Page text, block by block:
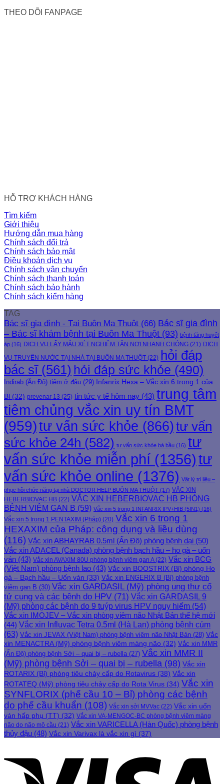
THEO DÕI FANPAGE
HỖ TRỢ KHÁCH HÀNG
Tìm kiếm
Giới thiệu
Hướng dẫn mua hàng
Chính sách đổi trả
Chính sách bảo mật
Điều khoản dịch vụ
Chính sách vận chuyển
Chính sách thanh toán
Chính sách bảo hành
Chính sách kiểm hàng
TAG
Bác sĩ gia đình - Tại Buôn Ma Thuột (66) Bác sĩ gia đình
– Bác sĩ khám bệnh tại Buôn Ma Thuột (93) bệnh tăng huyết
áp (16) DỊCH VỤ LẤY MẪU XÉT NGHIỆM TẬN NƠI NHANH CHÓNG (21) DỊCH
VỤ TRUYỀN NƯỚC TẠI NHÀ TẠI BUÔN MA THUỘT (22) hỏi đáp
bác sĩ(561) hỏi đáp sức khỏe (490)
Indirab (Ấn Độ) tiêm ở đâu (29) Infanrix Hexa – Vắc xin 6 trong 1 của
Bỉ (32) prevenar 13 (25) tin tức y tế hôm nay (43) trung tâm
tiêm chủng vắc xin uy tín BMT
(959)tư vấn sức khỏe (866)tư vấn
sức khỏe 24h (582) tư vấn sức khỏe bà bầu (16) tư
vấn sức khỏe miễn phí (1356)tư
vấn sức khỏe online (1376) Vật lý trị liệu –
phục hồi chức năng tại nhà DOCTOR HELP BUÔN MA THUỘT (17) VẮC XIN
HEBERBIOVAC HB (22) VẮC XIN HEBERBIOVAC HB PHÒNG
BỆNH VIÊM GAN B (59) Vắc xin 5 trong 1 INFANRIX IPV+HIB (5IN1) (16)
Vắc xin 5 trong 1 PENTAXIM (Pháp) (20) Vắc xin 6 trong 1
HEXAXIM của Pháp: công dụng và liều dùng
(116) Vắc xin ABHAYRAB 0.5ml (Ấn Độ) phòng bệnh dại (50)
Vắc xin ADACEL (Canada) phòng bệnh bạch hầu – ho gà – uốn
ván (43) Vắc xin AVAXIM 80U phòng bệnh viêm gan A(22) Vắc xin BCG
(Việt Nam) phòng bệnh lao (43) Vắc xin BOOSTRIX (Bỉ) phòng Ho
gà – Bạch hầu – Uốn ván (33) Vắc xin ENGERIX B (Bỉ) phòng bệnh
viêm gan B (30) Vắc xin GARDASIL (Mỹ) phòng ung thư cổ
tử cung và các bệnh do HPV (71) Vắc xin GARDASIL 9
(Mỹ) phòng các bệnh do 9 tuýp virus HPV nguy hiểm (54)
Vắc xin IMOJEV – Vắc xin phòng viêm não Nhật Bản thế hệ mới
(44) Vắc xin Influvac Tetra 0.5ml (Hà Lan) phòng bệnh cúm
(63) Vắc xin JEVAX (Việt Nam) phòng bệnh viêm não Nhật Bản (28) Vắc
xin MENACTRA (Mỹ) phòng bệnh viêm màng não (32) Vắc xin MMR
(Ấn Độ) phòng bệnh Sởi – quai bị – rubella (27) Vắc xin MMR II
(Mỹ) phòng bệnh Sởi – quai bị – rubella (98) Vắc xin
ROTARIX (Bỉ) phòng tiêu chảy cấp do Rotavirus (38) Vắc xin
ROTATEQ (Mỹ) phòng tiêu chảy cấp do Rota Virus (34) Vắc xin
SYNFLORIX (phế cầu 10 – Bỉ) phòng các bệnh
do phế cầu khuẩn (108) Vắc xin sởi MVVac (22) Vắc xin uốn
ván hấp phụ (TT) (32) Vắc xin VA-MENGOC-BC phòng bệnh viêm màng
não do não mô cầu (21) Vắc xin VARICELLA (Hàn Quốc) phòng bệnh
thủy đậu (48) Vắc xin Varivax là vắc xin gì (37)